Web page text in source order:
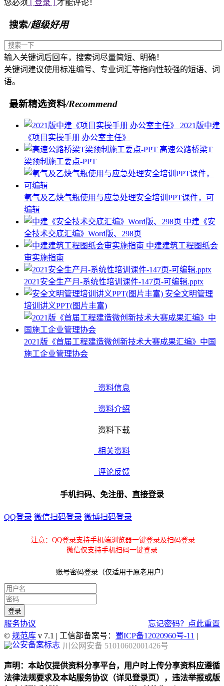
您必须 [ 登录 ] 才能评论！
搜索/超级好用
输入关键词后回车，搜索词尽量简短、明确！
关键词建议使用标准编号、专业词汇等指向性较强的短语、词
语。
最新精选资料/Recommend
2021版中建
《项目实操手册 办公室主任》
高速公路桥梁T
梁预制施工要点-PPT
氧气及乙炔气瓶使用与应急处理安全培训PPT课件，可
编辑
中建《安
全技术交底汇编》Word版、298页
中建建筑工程图纸会
审实施指南
2021安全生产月-系统性培训课件-147页-可编辑.pptx
安全文明管理
培训讲义PPT(图片丰富)
2021版《首届工程建造微创新技术大赛成果汇编》中国
施工企业管理协会
资料信息
资料介绍
资料下载
相关资料
评论反馈
手机扫码、免注册、直接登录
QQ登录 微信扫码登录 微博扫码登录
注意：QQ登录支持手机端浏览器一键登录及扫码登录
微信仅支持手机扫码一键登录
账号密码登录（仅适用于原老用户）
服务协议
忘记密码？点此重置
© 规范库 v 7.1 | 工信部备案号： 蜀ICP备12020960号-11 |
川公网安备 51010602001426号
声明：本站仅提供资料分享平台，用户时上传分享资料应遵循
法律法规要求及本站服务协议（详见登录页），违法举报或版